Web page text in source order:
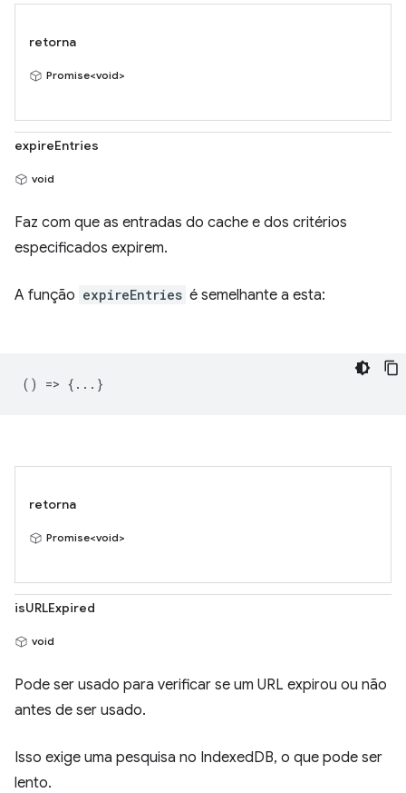
retorna
Promise<void>
expireEntries
void
Faz com que as entradas do cache e dos critérios
especificados expirem.
A função expireEntries é semelhante a esta:
() => {...}
retorna
Promise<void>
isURLExpired
void
Pode ser usado para verificar se um URL expirou ou não
antes de ser usado.
Isso exige uma pesquisa no IndexedDB, o que pode ser
lento.